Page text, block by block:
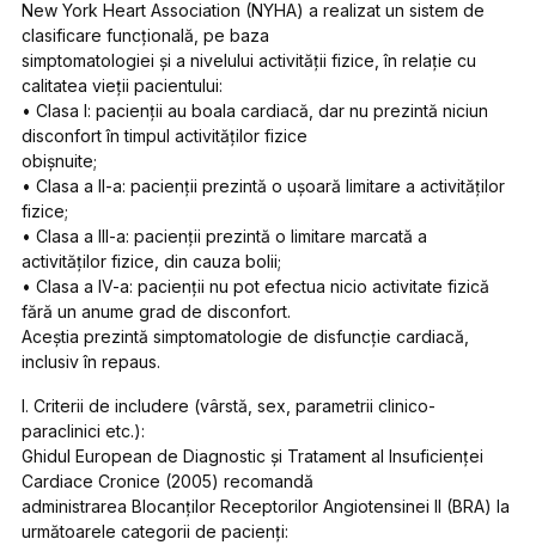
New York Heart Association (NYHA) a realizat un sistem de
clasificare funcţională, pe baza
simptomatologiei şi a nivelului activităţii fizice, în relaţie cu
calitatea vieţii pacientului:
• Clasa I: pacienţii au boala cardiacă, dar nu prezintă niciun
disconfort în timpul activităţilor fizice
obişnuite;
• Clasa a II-a: pacienţii prezintă o uşoară limitare a activităţilor
fizice;
• Clasa a III-a: pacienţii prezintă o limitare marcată a
activităţilor fizice, din cauza bolii;
• Clasa a IV-a: pacienţii nu pot efectua nicio activitate fizică
fără un anume grad de disconfort.
Aceştia prezintă simptomatologie de disfuncţie cardiacă,
inclusiv în repaus.
I. Criterii de includere (vârstă, sex, parametrii clinico-
paraclinici etc.):
Ghidul European de Diagnostic şi Tratament al Insuficienţei
Cardiace Cronice (2005) recomandă
administrarea Blocanţilor Receptorilor Angiotensinei II (BRA) la
următoarele categorii de pacienţi: